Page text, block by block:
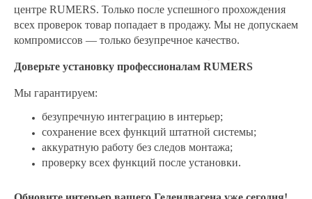
центре RUMERS. Только после успешного прохождения
всех проверок товар попадает в продажу. Мы не допускаем
компромиссов — только безупречное качество.
Доверьте установку профессионалам RUMERS
Мы гарантируем:
безупречную интеграцию в интерьер;
сохранение всех функций штатной системы;
аккуратную работу без следов монтажа;
проверку всех функций после установки.